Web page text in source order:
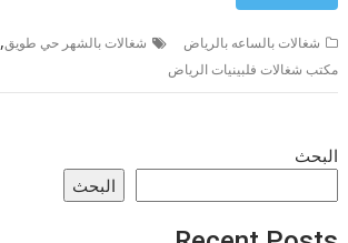
شغالات بالساعه بالرياض شغالات بالشهر حي طويق,
مكتب شغالات فلبينيات الرياض
البحث
البحث